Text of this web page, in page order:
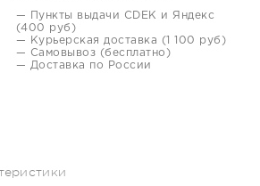
— Пункты выдачи CDEK и Яндекс
(400 руб)
— Курьерская доставка (1 100 руб)
— Самовывоз (бесплатно)
— Доставка по России